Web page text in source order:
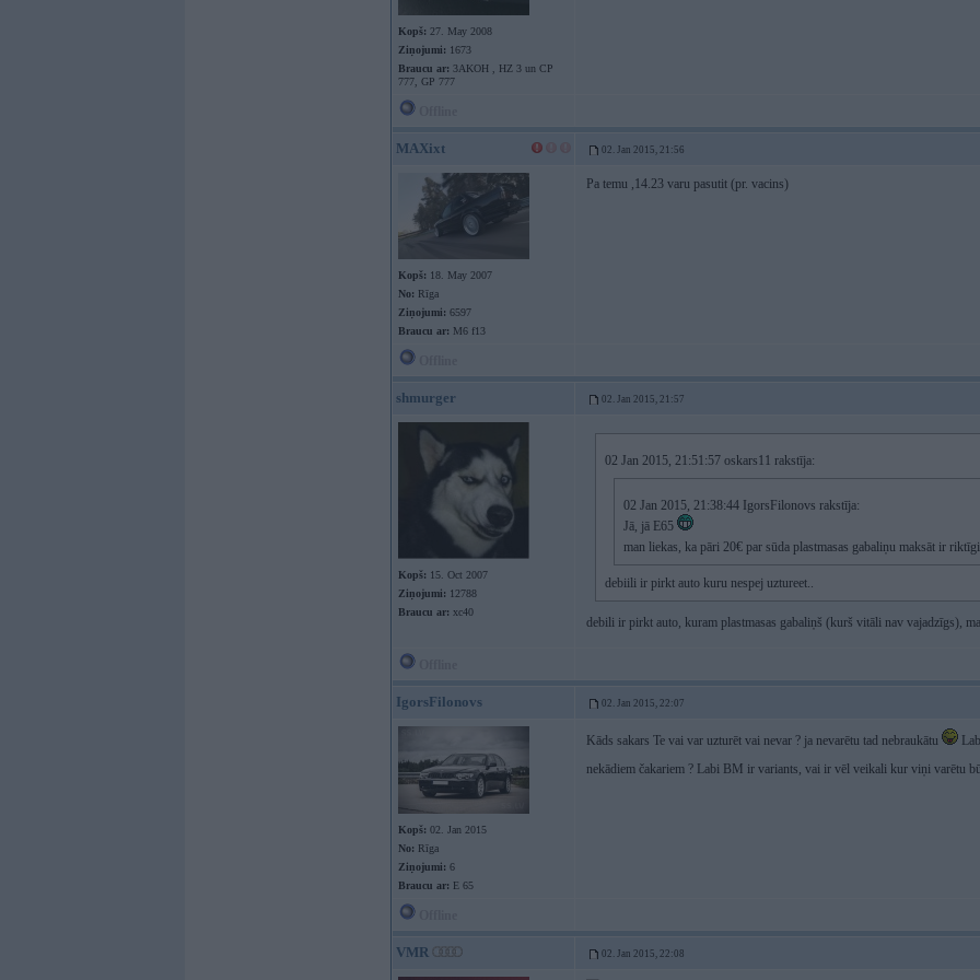
Kopš: 27. May 2008
Ziņojumi: 1673
Braucu ar: 3AKOH , HZ 3 un CP
777, GP 777
MAXixt 02. Jan 2015, 21:56
Kopš: 18. May 2007
No: Rīga
Ziņojumi: 6597
Braucu ar: M6 f13
Pa temu ,14.23 varu pasutit (pr. vacins)
shmurger 02. Jan 2015, 21:57
Kopš: 15. Oct 2007
Ziņojumi: 12788
Braucu ar: xc40
02 Jan 2015, 21:51:57 oskars11 rakstīja:
02 Jan 2015, 21:38:44 IgorsFilonovs rakstīja:
Jā, jā E65
man liekas, ka pāri 20€ par sūda plastmasas gabaliņu maksāt ir
debiili ir pirkt auto kuru nespej uztureet..
debili ir pirkt auto, kuram plastmasas gabaliņš (kurš vitāli nav vajadzīgs),
IgorsFilonovs 02. Jan 2015, 22:07
Kopš: 02. Jan 2015
No: Rīga
Ziņojumi: 6
Braucu ar: E 65
Kāds sakars Te vai var uzturēt vai nevar ? ja nevarētu tad nebraukātu
nekādiem čakariem ? Labi BM ir variants, vai ir vēl veikali kur viņi varētu
VMR 02. Jan 2015, 22:08